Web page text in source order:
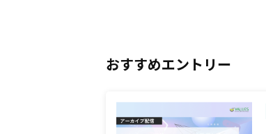
おすすめエントリー